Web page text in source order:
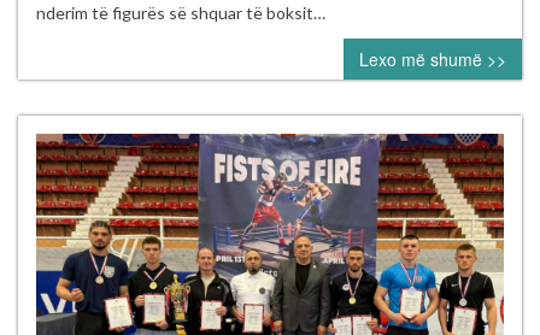
(Youth)
U19
“Lah
Nimani”
mbahet
më
16–
17
maj
2026
në
Prishtinë
nderim të figurës së shquar të boksit…
Lexo më shumë >>